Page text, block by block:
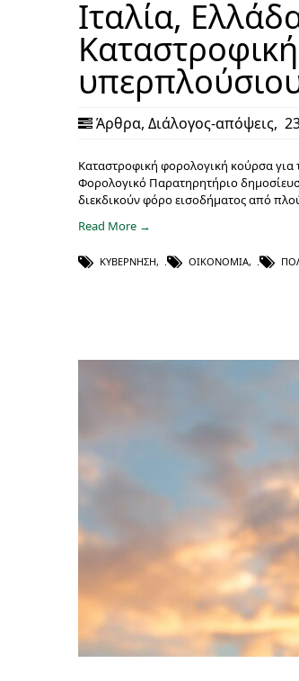
Ιταλία,
Άρθρα, Διάλογος-απόψεις,
Καταστροφική φορολογική κούρσα
Φορολογικό Παρατηρητήριο
διεκδικούν φόρο εισοδήματος από
Read More →
ΚΥΒΈΡΝΗΣΗ, ΟΙΚΟΝΟΜΊΑ,